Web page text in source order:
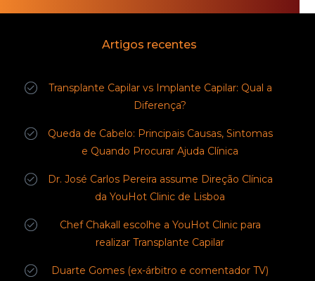
Artigos recentes
Transplante Capilar vs Implante Capilar: Qual a
Diferença?
Queda de Cabelo: Principais Causas, Sintomas
e Quando Procurar Ajuda Clínica
Dr. José Carlos Pereira assume Direção Clínica
da YouHot Clinic de Lisboa
Chef Chakall escolhe a YouHot Clinic para
realizar Transplante Capilar
Duarte Gomes (ex-árbitro e comentador TV)